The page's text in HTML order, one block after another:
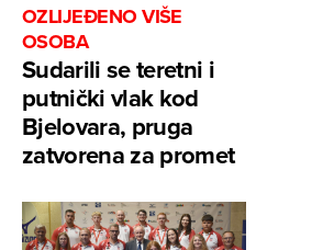
OZLIJEĐENO VIŠE
OSOBA
Sudarili se teretni i
putnički vlak kod
Bjelovara, pruga
zatvorena za promet